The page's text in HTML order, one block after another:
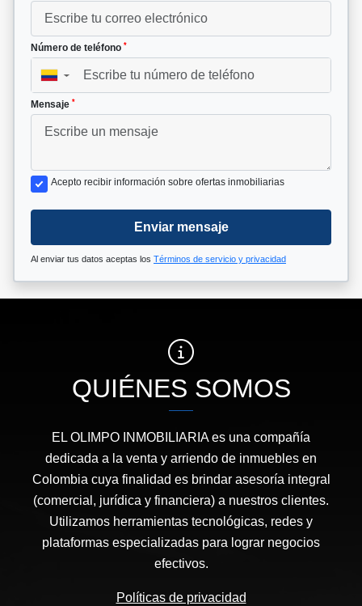
Número de teléfono *
▼
Mensaje *
Acepto recibir información sobre ofertas inmobiliarias
Enviar mensaje
Al enviar tus datos aceptas los Términos de servicio y privacidad
QUIÉNES SOMOS
EL OLIMPO INMOBILIARIA es una compañía
dedicada a la venta y arriendo de inmuebles en
Colombia cuya finalidad es brindar asesoría integral
(comercial, jurídica y financiera) a nuestros clientes.
Utilizamos herramientas tecnológicas, redes y
plataformas especializadas para lograr negocios
efectivos.
Políticas de privacidad